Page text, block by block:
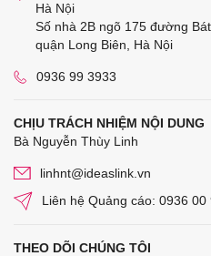
Hà Nội
Số nhà 2B ngõ 175 đường
quận Long Biên, Hà Nội
0936 99 3933
CHỊU TRÁCH NHIỆM NỘI DUNG
Bà Nguyễn Thùy Linh
linhnt@ideaslink.vn
Liên hệ Quảng cáo: 0936 00
THEO DÕI CHÚNG TÔI